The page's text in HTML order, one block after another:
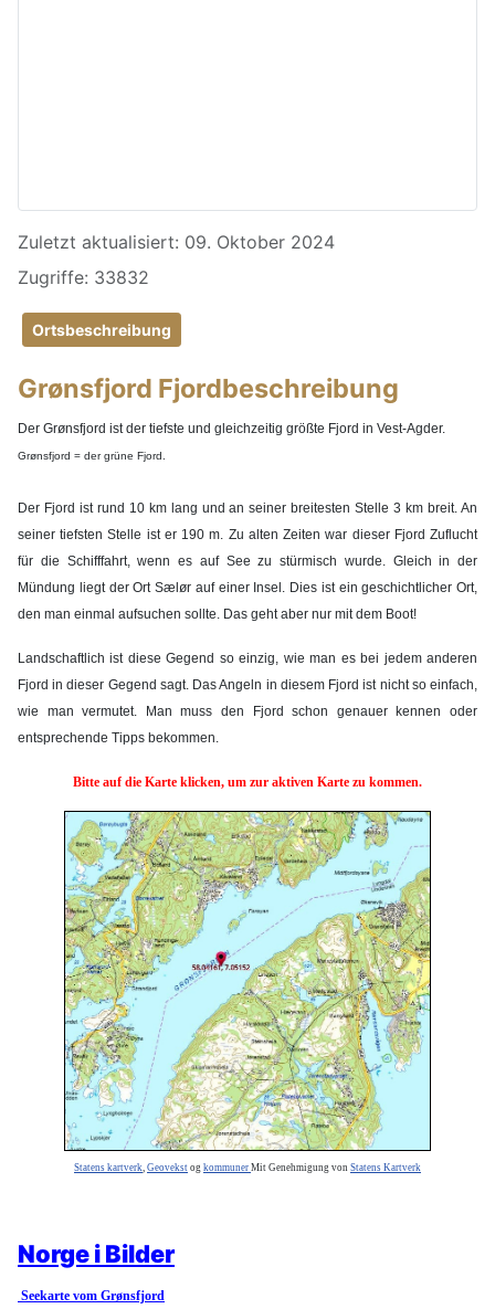
Details
Zuletzt aktualisiert: 09. Oktober 2024
Zugriffe: 33832
Ortsbeschreibung
Grønsfjord Fjordbeschreibung
Der Grønsfjord ist der tiefste und gleichzeitig größte Fjord in Vest-Agder.
Grønsfjord = der grüne Fjord.
Der Fjord ist rund 10 km lang und an seiner breitesten Stelle 3 km breit. An
seiner tiefsten Stelle ist er 190 m. Zu alten Zeiten war dieser Fjord Zuflucht
für die Schifffahrt, wenn es auf See zu stürmisch wurde. Gleich in der
Mündung liegt der Ort Sælør auf einer Insel. Dies ist ein geschichtlicher Ort,
den man einmal aufsuchen sollte. Das geht aber nur mit dem Boot!
Landschaftlich ist diese Gegend so einzig, wie man es bei jedem anderen
Fjord in dieser Gegend sagt. Das Angeln in diesem Fjord ist nicht so einfach,
wie man vermutet. Man muss den Fjord schon genauer kennen oder
entsprechende Tipps bekommen.
Bitte auf die Karte klicken, um zur aktiven Karte zu kommen.
Statens kartverk, Geovekst og kommuner Mit Genehmigung von Statens Kartverk
Norge i Bilder
Seekarte vom Grønsfjord